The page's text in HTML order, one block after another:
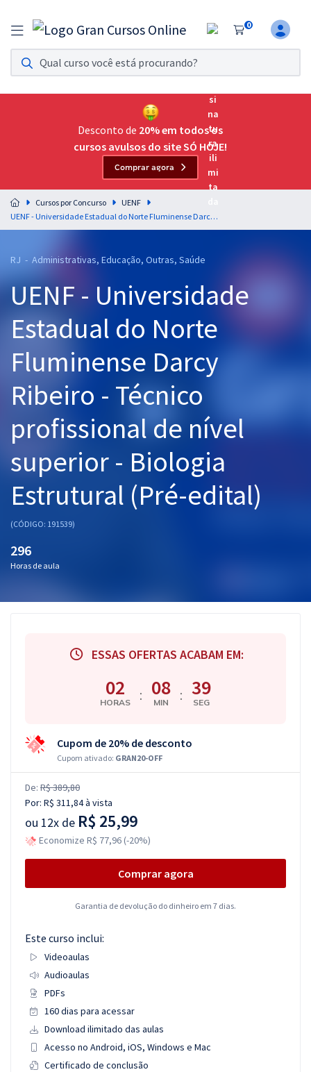
0
Assinatura Ilimitada 11
Acesso a todos os cursos. Teste grátis por 7 dias!
Assinatura OAB Até Passar
Acesso ilimitado a toda preparação para o Exame da
Residências Multiprofissionais
Preparação completa e intensiva para as principais
residências em saúde do Brasil
Cursos 20% OFF
Pós
Graduação
OAB
Mentorias
Questões grátis
Desconto de 20% em todos os
cursos avulsos do site SÓ HOJE!
Comprar agora
Cursos por Concurso
UENF
UENF - Universidade Estadual do Norte Fluminense Darcy Ribeiro - Técnico profissional de nível superior - Biologia Estrutural (Pré-edital)
RJ - Administrativas, Educação, Outras, Saúde
UENF - Universidade
Estadual do Norte
Fluminense Darcy
Ribeiro - Técnico
profissional de nível
superior - Biologia
Estrutural (Pré-edital)
(CÓDIGO: 191539)
296
Horas de aula
ESSAS OFERTAS ACABAM EM:
02
HORAS : 08
MIN : 38
SEG
Cupom de 20% de desconto
Cupom ativado: GRAN20-OFF
De: R$ 389,80
Por: R$ 311,84à vista
ou 12x de R$ 25,99
Economize R$ 77,96 (-20%)
Comprar agora
Garantia de devolução do dinheiro em 7 dias.
Este curso inclui:
Videoaulas
Audioaulas
PDFs
160 dias para acessar
Download ilimitado das aulas
Acesso no Android, iOS, Windows e Mac
Certificado de conclusão